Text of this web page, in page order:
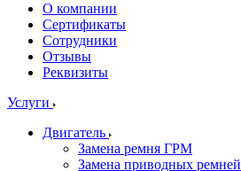
О компании
Сертификаты
Сотрудники
Отзывы
Реквизиты
Услуги
Двигатель
Замена ремня ГРМ
Замена приводных ремней